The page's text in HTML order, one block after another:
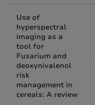
Use of
hyperspectral
imaging as a
tool for
Fusarium and
deoxynivalenol
risk
management in
cereals: A review